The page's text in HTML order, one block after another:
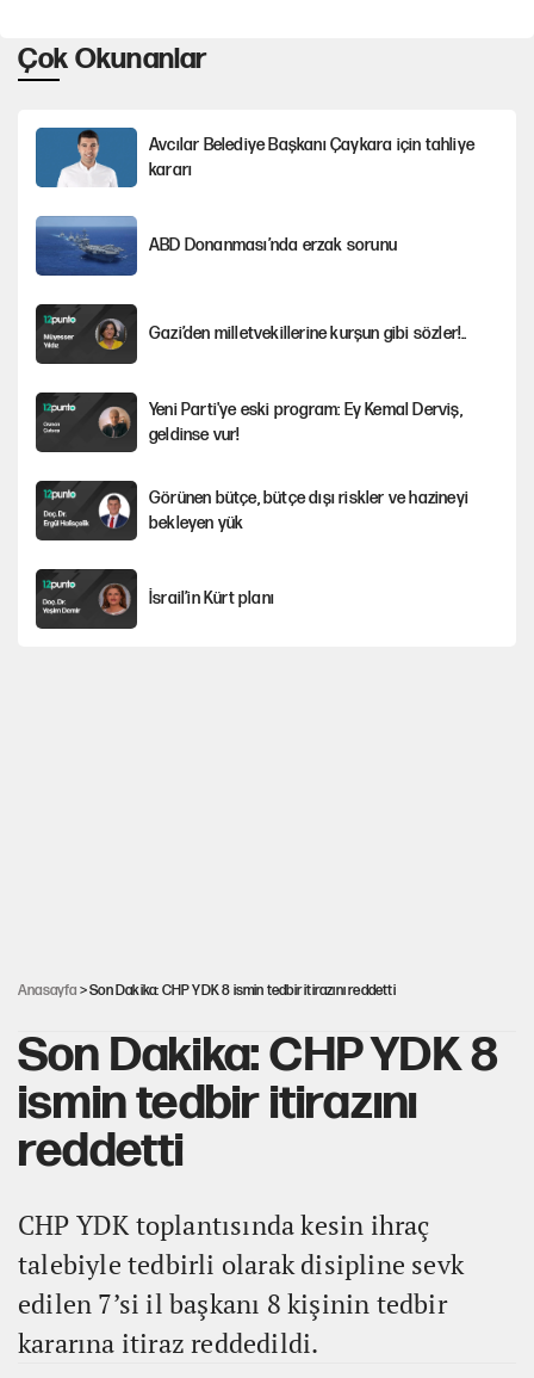
Çok Okunanlar
Avcılar Belediye Başkanı Çaykara için tahliye
kararı
ABD Donanması’nda erzak sorunu
Gazi’den milletvekillerine kurşun gibi sözler!..
Yeni Parti'ye eski program: Ey Kemal Derviş,
geldinse vur!
Görünen bütçe, bütçe dışı riskler ve hazineyi
bekleyen yük
İsrail’in Kürt planı
Anasayfa > Son Dakika: CHP YDK 8 ismin tedbir itirazını reddetti
Son Dakika: CHP YDK 8
ismin tedbir itirazını
reddetti
CHP YDK toplantısında kesin ihraç
talebiyle tedbirli olarak disipline sevk
edilen 7’si il başkanı 8 kişinin tedbir
kararına itiraz reddedildi.